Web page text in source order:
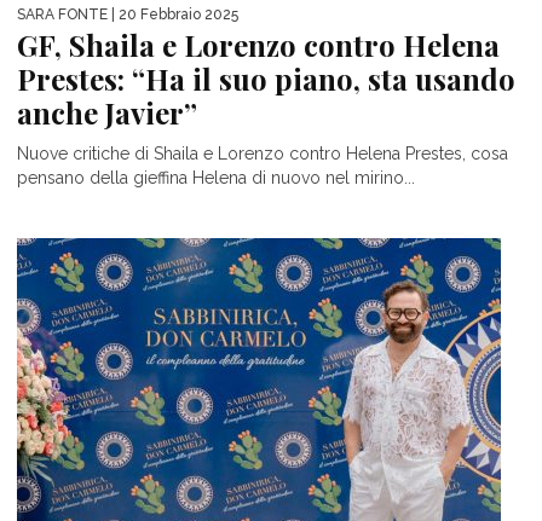
SARA FONTE | 20 Febbraio 2025
GF, Shaila e Lorenzo contro Helena
Prestes: “Ha il suo piano, sta usando
anche Javier”
Nuove critiche di Shaila e Lorenzo contro Helena Prestes, cosa
pensano della gieffina Helena di nuovo nel mirino...